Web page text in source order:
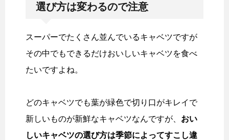
選び方は変わるので注意
スーパーでたくさん並んでいるキャベツですが
その中でもできるだけおいしいキャベツを食べ
たいですよね。
どのキャベツでも葉が緑色で切り口がキレイで
新しいものが新鮮なキャベツなんですが、 おい
しいキャベツの選び方は季節によってすこし違